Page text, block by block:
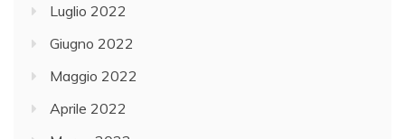
Luglio 2022
Giugno 2022
Maggio 2022
Aprile 2022